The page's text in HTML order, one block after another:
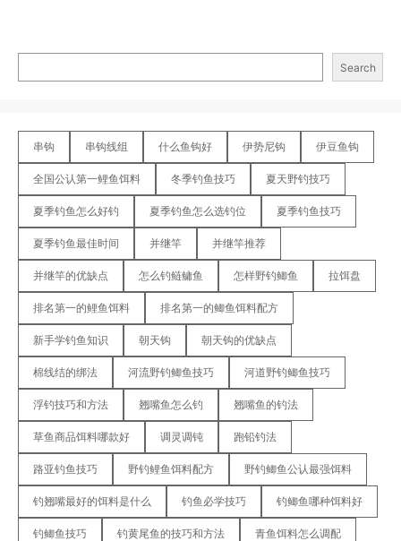
Search
串钩 串钩线组 什么鱼钩好 伊势尼钩 伊豆鱼钩
全国公认第一鲤鱼饵料 冬季钓鱼技巧 夏天野钓技巧
夏季钓鱼怎么好钓 夏季钓鱼怎么选钓位 夏季钓鱼技巧
夏季钓鱼最佳时间 并继竿 并继竿推荐
并继竿的优缺点 怎么钓鲢鳙鱼 怎样野钓鲫鱼 拉饵盘
排名第一的鲤鱼饵料 排名第一的鲫鱼饵料配方
新手学钓鱼知识 朝天钩 朝天钩的优缺点
棉线结的绑法 河流野钓鲫鱼技巧 河道野钓鲫鱼技巧
浮钓技巧和方法 翘嘴鱼怎么钓 翘嘴鱼的钓法
草鱼商品饵料哪款好 调灵调钝 跑铅钓法
路亚钓鱼技巧 野钓鲤鱼饵料配方 野钓鲫鱼公认最强饵料
钓翘嘴最好的饵料是什么 钓鱼必学技巧 钓鲫鱼哪种饵料好
钓鲫鱼技巧 钓黄尾鱼的技巧和方法 青鱼饵料怎么调配